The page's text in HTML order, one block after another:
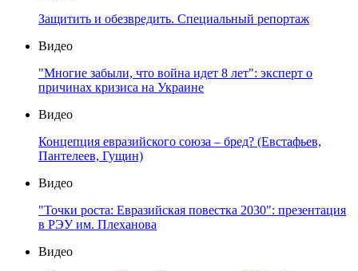
Защитить и обезвредить. Специальный репортаж
Видео
"Многие забыли, что война идет 8 лет": эксперт о
причинах кризиса на Украине
Видео
Концепция евразийского союза – бред? (Евстафьев,
Пантелеев, Гущин)
Видео
"Точки роста: Евразийская повестка 2030": презентация
в РЭУ им. Плеханова
Видео